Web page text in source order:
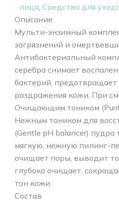
лица Средства для
Описание
Мульти-энзимный
загрязнений и
Антибактериальный
серебра снимает
бактерий, предотвращает
раздражения кожи. При
Очищающим тоником
Нежным тоником для
(Gentle pH balancer) пудра
мягкую, нежную пилинг-
очищает поры, выводит
глубоко очищает,
тон кожи.
Состав